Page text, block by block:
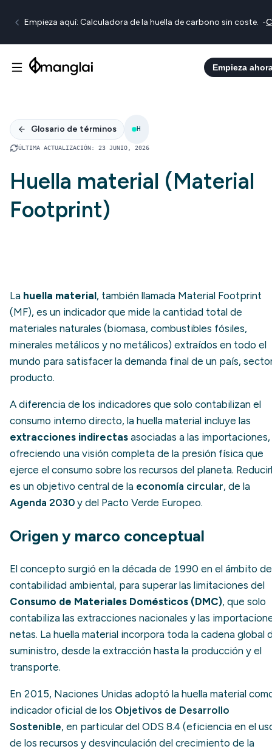
Empieza aquí: Calculadora de la huella de carbono sin coste. -
Empieza
Glosario de términos H
ÚLTIMA ACTUALIZACIÓN: 23 JUNIO, 2026
Huella material (Material
Footprint)
La huella material, también llamada Material Footprint
(MF), es un indicador que mide la cantidad total de
materiales naturales (biomasa, combustibles fósiles,
minerales metálicos y no metálicos) extraídos en todo el
mundo para satisfacer la demanda final de un país,
producto.
A diferencia de los indicadores que solo contabilizan el
consumo interno directo, la huella material incluye las
extracciones indirectas asociadas a las importaciones,
ofreciendo una visión completa de la presión física que
ejerce el consumo sobre los recursos del planeta.
es un objetivo central de la economía circular, de la
Agenda 2030 y del Pacto Verde Europeo.
Origen y marco conceptual
El concepto surgió en la década de 1990 en el ámbito
contabilidad ambiental, para superar las limitaciones del
Consumo de Materiales Domésticos (DMC), que solo
contabiliza las extracciones nacionales y las
netas. La huella material incorpora toda la cadena global
suministro, desde la extracción hasta la producción y el
transporte.
En 2015, Naciones Unidas adoptó la huella material
indicador oficial de los Objetivos de Desarrollo
Sostenible, en particular del ODS 8.4 (eficiencia en el
de los recursos y desvinculación del crecimiento de la